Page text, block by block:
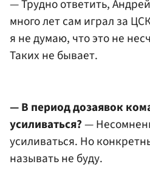
— Трудно ответить,
много лет сам играл за
я не думаю, что это не
Таких не бывает.
— В период дозаявок
усиливаться?—
усиливаться. Но
называть не буду.